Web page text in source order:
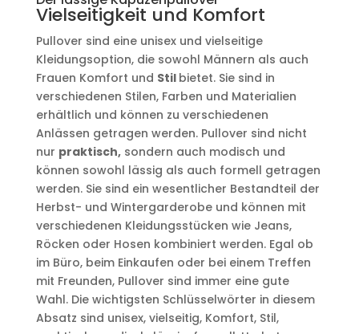
Vielseitigkeit und Komfort
Pullover sind eine unisex und vielseitige
Kleidungsoption, die sowohl Männern als auch
Frauen Komfort und Stil bietet. Sie sind in
verschiedenen Stilen, Farben und Materialien
erhältlich und können zu verschiedenen
Anlässen getragen werden. Pullover sind nicht
nur praktisch,sondern auch modisch und
können sowohl lässig als auch formell getragen
werden. Sie sind ein wesentlicher Bestandteil der
Herbst- und Wintergarderobe und können mit
verschiedenen Kleidungsstücken wie Jeans,
Röcken oder Hosen kombiniert werden. Egal ob
im Büro, beim Einkaufen oder bei einem Treffen
mit Freunden, Pullover sind immer eine gute
Wahl. Die wichtigsten Schlüsselwörter in diesem
Absatz sind unisex, vielseitig, Komfort, Stil,